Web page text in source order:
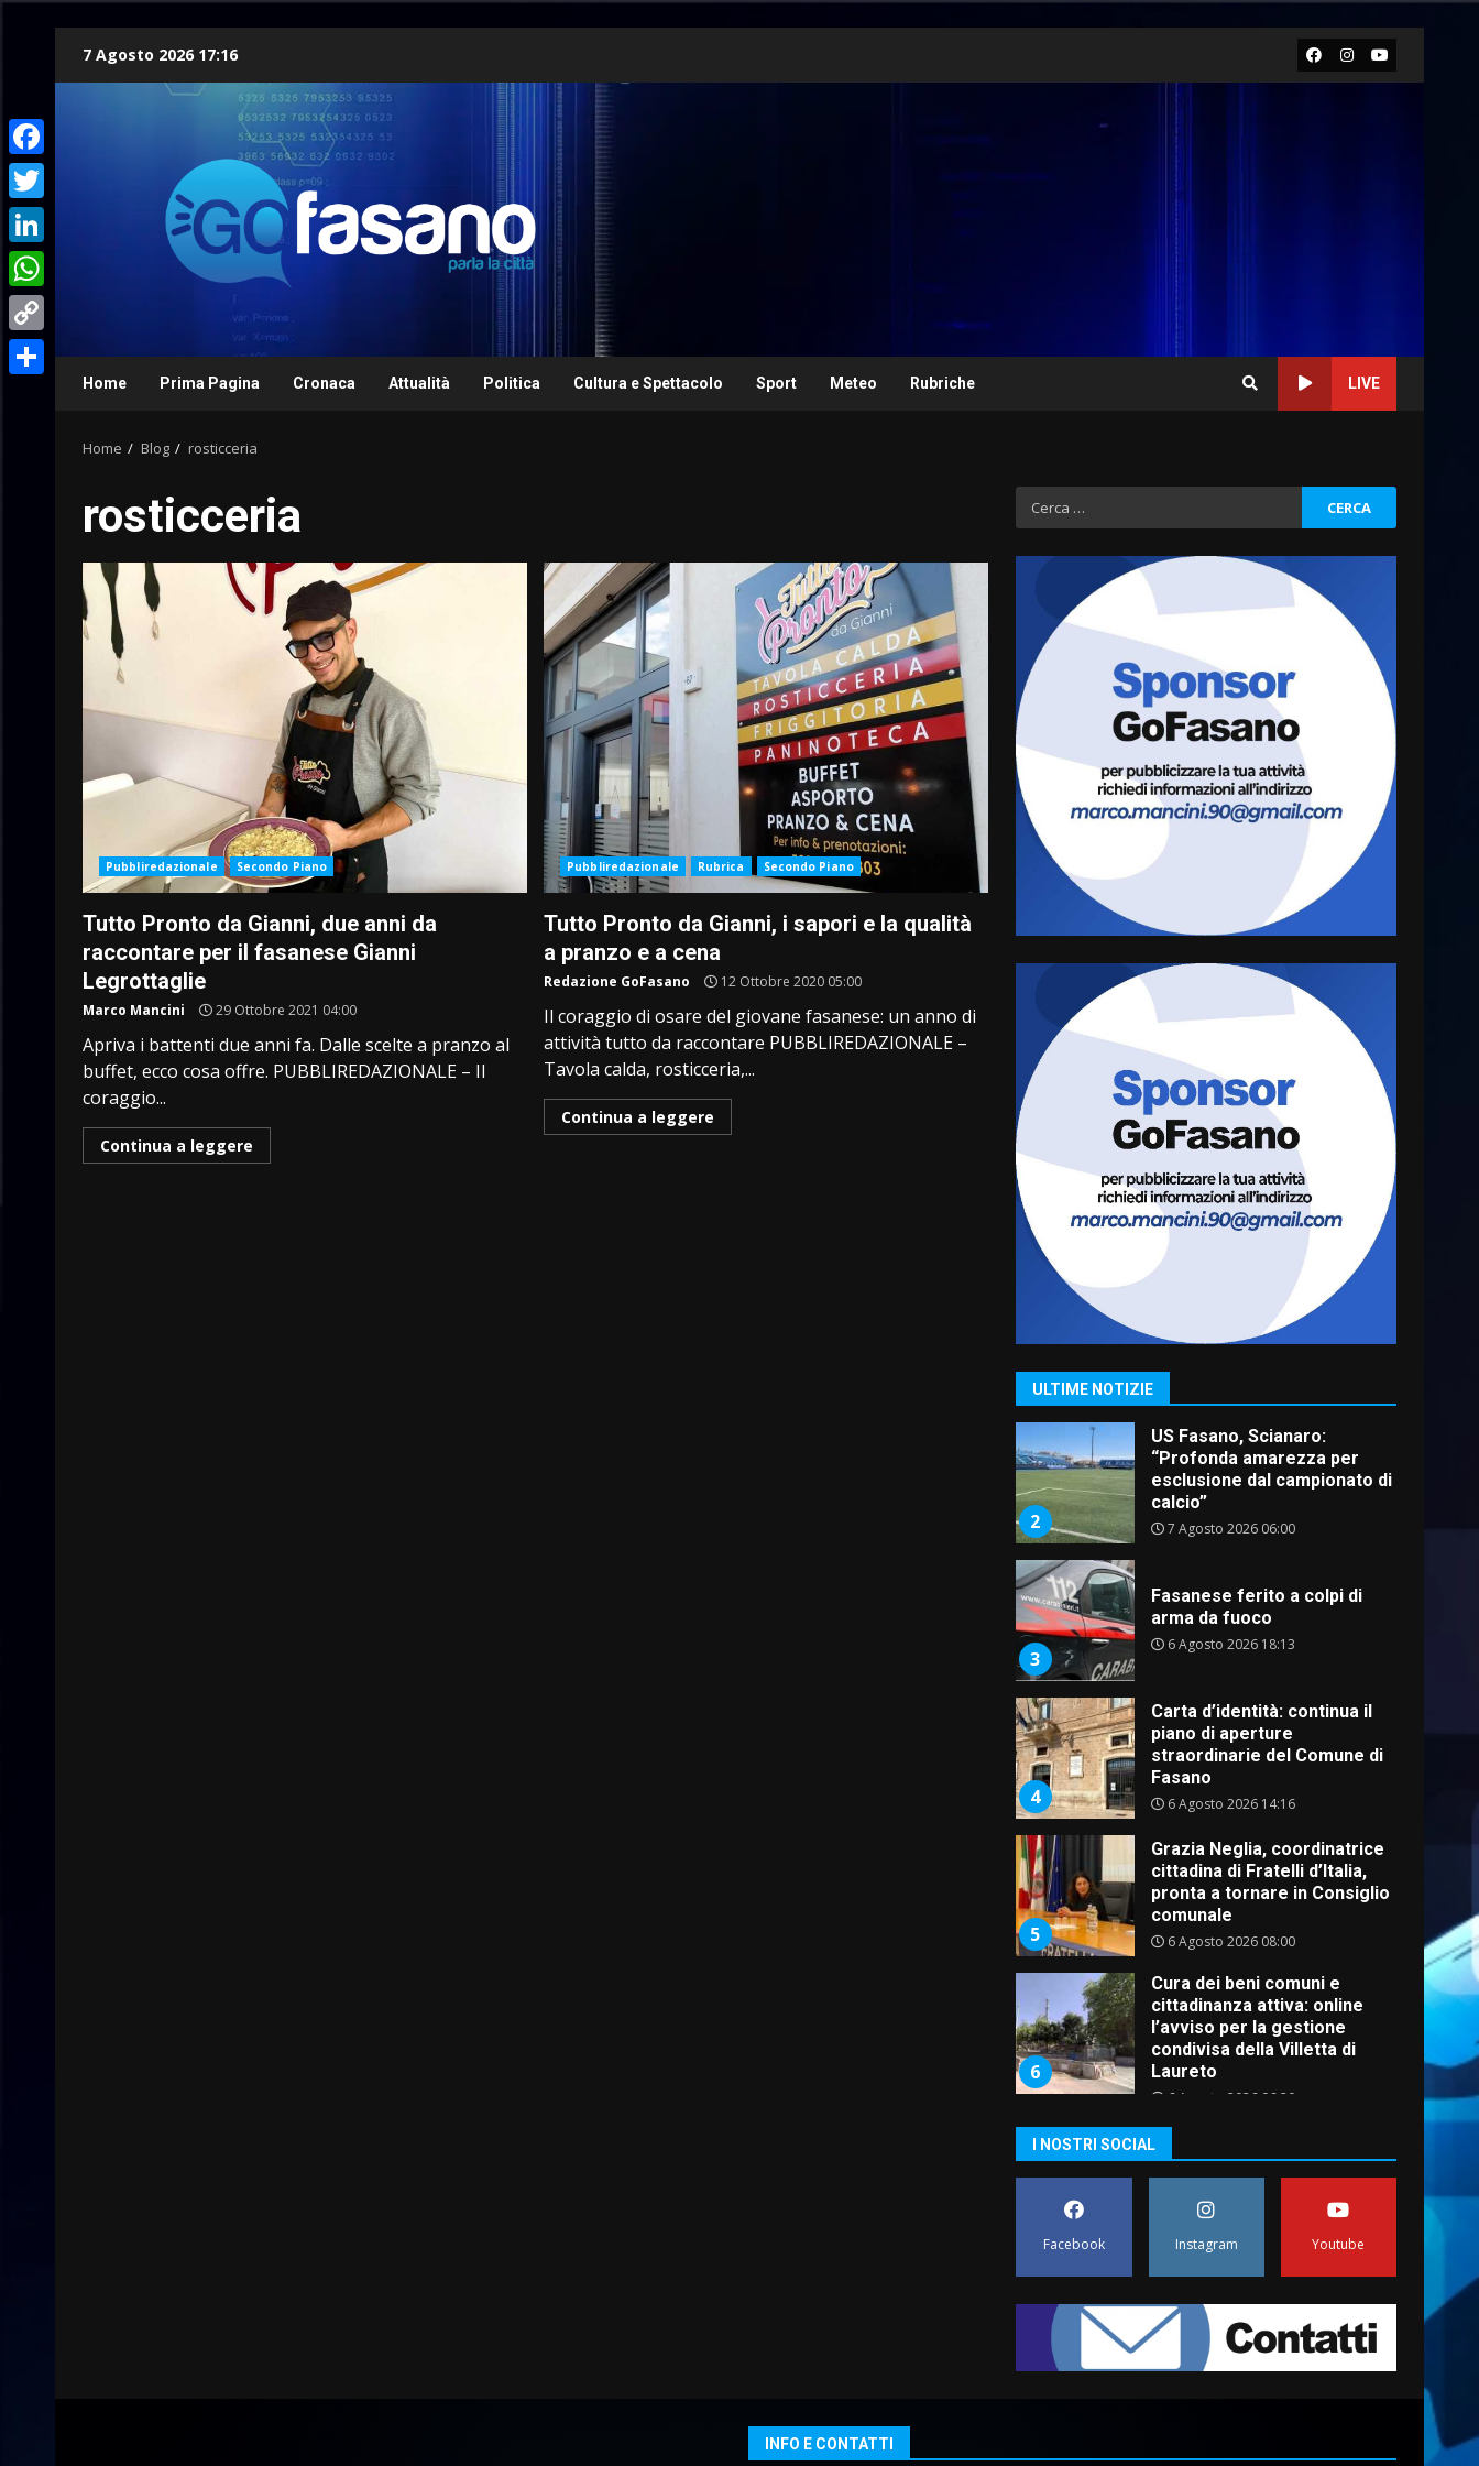
7 Agosto 2026 17:16 Facebook
Instagram
Youtube
Home Prima Pagina Cronaca Attualità Politica Cultura e Spettacolo Sport Meteo Rubriche LIVE
Home Blog rosticceria
rosticceria
Pubbliredazionale Secondo Piano
Tutto Pronto da Gianni, due anni da
raccontare per il fasanese Gianni
Legrottaglie
Marco Mancini 29 Ottobre 2021 04:00
Apriva i battenti due anni fa. Dalle scelte a pranzo al
buffet, ecco cosa offre. PUBBLIREDAZIONALE – Il
coraggio...
Continua a leggere
Pubbliredazionale Rubrica Secondo Piano
Tutto Pronto da Gianni, i sapori e la qualità
a pranzo e a cena
Redazione GoFasano 12 Ottobre 2020 05:00
Il coraggio di osare del giovane fasanese: un anno di
attività tutto da raccontare PUBBLIREDAZIONALE –
Tavola calda, rosticceria,...
Continua a leggere
Ricerca
per:
ULTIME NOTIZIE
Fasanese ferito a colpi di
arma da fuoco
6 Agosto 2026 18:13
4
Carta d’identità: continua il
piano di aperture
straordinarie del Comune di
Fasano
6 Agosto 2026 14:16
5
Grazia Neglia, coordinatrice
cittadina di Fratelli d’Italia,
pronta a tornare in Consiglio
6 Agosto 2026 08:00
Cura dei beni comuni e
cittadinanza attiva: online
l’avviso per la gestione
condivisa della Villetta di
Laureto
6 Agosto 2026 06:20
7
La magia del Minareto e la
prima assoluta de “L’Albergo
Belvedere. Il rapimento”
6 Agosto 2026 06:15
1
“I Contestatori: Musica di
Rivoluzione”: nuovo
appuntamento con “Fasano in
2
US Fasano, Scianaro:
“Profonda amarezza per
esclusione dal campionato di
calcio”
7 Agosto 2026 06:00
3
Fasanese ferito a colpi di
arma da fuoco
6 Agosto 2026 18:13
4
Carta d’identità: continua il
piano di aperture
straordinarie del Comune di
Fasano
6 Agosto 2026 14:16
5
Grazia Neglia, coordinatrice
cittadina di Fratelli d’Italia,
pronta a tornare in Consiglio
comunale
6 Agosto 2026 08:00
6
Cura dei beni comuni e
cittadinanza attiva: online
l’avviso per la gestione
condivisa della Villetta di
Laureto
6 Agosto 2026 06:20
prima assoluta de “L’Albergo
Belvedere. Il rapimento”
6 Agosto 2026 06:15
appuntamento con “Fasano in
Banda”
7 Agosto 2026 06:05
I NOSTRI SOCIAL
Facebook Instagram Youtube
INFO E CONTATTI
Facebook
Twitter
LinkedIn
WhatsApp
Copy